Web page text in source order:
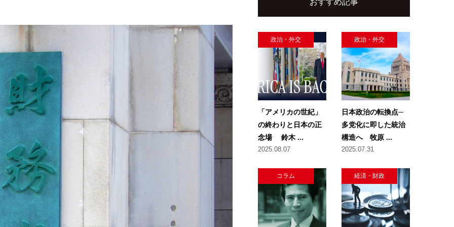
政治・外交
「アメリカの世紀」
の終わりと日本の正
念場 鈴木 ...
2025.08.07
政治・外交
日本政治の転換点─
多党化に即した統治
構造へ 牧原 ...
2025.07.31
コラム 経済・財政